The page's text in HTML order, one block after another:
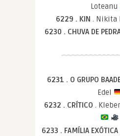
Loteanu
6229 . KIN . Nikita
6230 . CHUVA DE
6231 . O GRUPO
Edel
6232 . CRÍTICO .
6233 . FAMÍLIA EXÓTICA